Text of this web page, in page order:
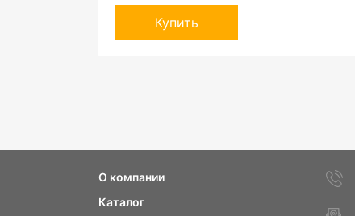
Купить
О компании
Каталог